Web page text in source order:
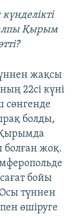
Қырым
жақсы
22сі күні
сөнгенде
болды,
Қырымда
болған жоқ.
бойы
түннен
өшіруге